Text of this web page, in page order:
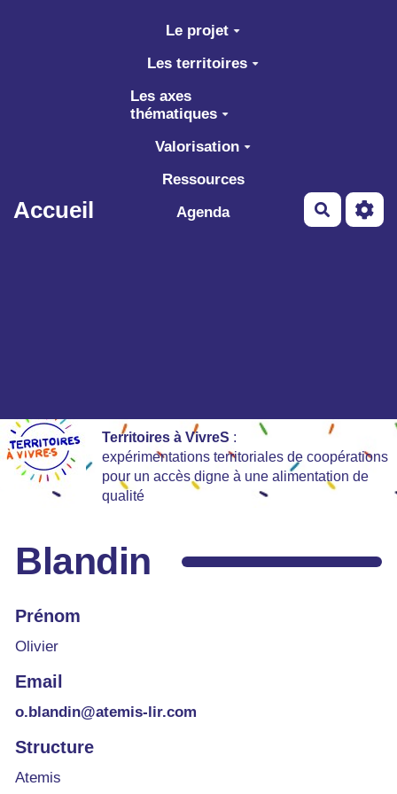
Aller au contenu principal
Accueil
Le projet
Les territoires
Les axes
thématiques
Valorisation
Ressources
Agenda
Territoires à VivreS :
expérimentations territoriales de coopérations
pour un accès digne à une alimentation de
qualité
Blandin
Prénom
Olivier
Email
o.blandin@atemis-lir.com
Structure
Atemis